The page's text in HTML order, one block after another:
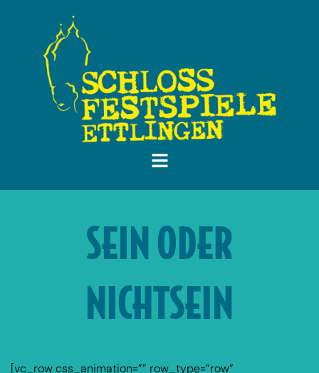
SEIN ODER
NICHTSEIN
[vc_row css_animation=”” row_type=”row”